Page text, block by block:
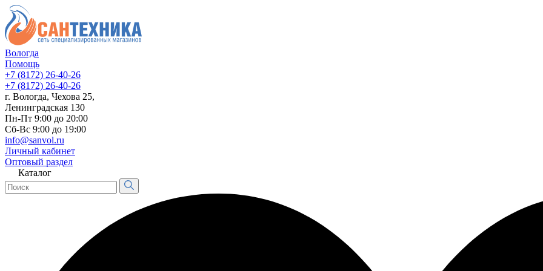
Вологда
Помощь
+7 (8172) 26-40-26
+7 (8172) 26-40-26
г. Вологда, Чехова 25,
Ленинградская 130
Пн-Пт 9:00 до 20:00
Сб-Вс 9:00 до 19:00
info@sanvol.ru
Личный кабинет
Оптовый раздел
Каталог